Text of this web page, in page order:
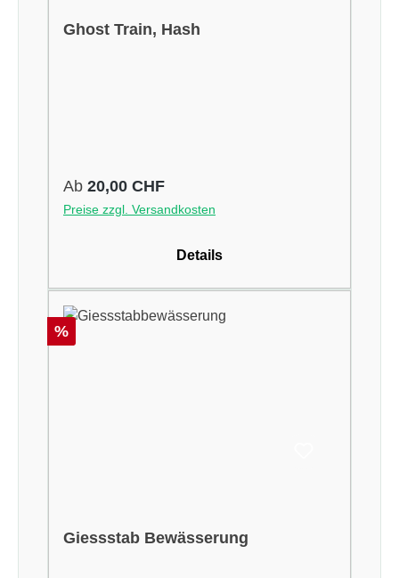
Ghost Train, Hash
Regulärer Preis:
Ab 20,00 CHF
Preise zzgl. Versandkosten
Details
Rabatt
%
Giessstab Bewässerung